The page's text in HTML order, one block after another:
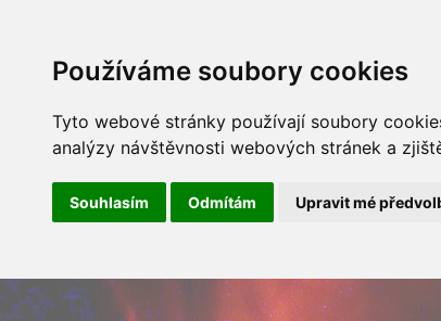
Používáme soubory cookies
Tyto webové stránky používají soubory
analýzy návštěvnosti webových stránek a
Souhlasím Odmítám Upravit mé
ÚVOD NOVINKY